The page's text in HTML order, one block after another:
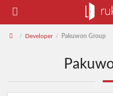
/ Developer / Pakuwon Group